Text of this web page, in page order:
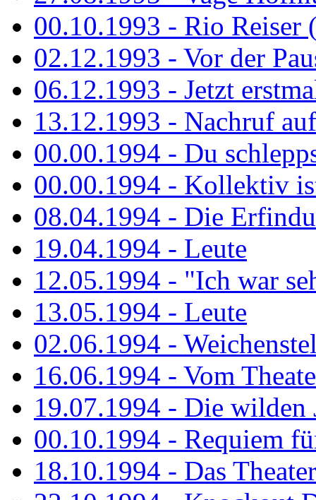
00.10.1993 - Rio Reiser
02.12.1993 - Vor der
06.12.1993 - Jetzt
13.12.1993 - Nachruf
00.00.1994 - Du
00.00.1994 - Kollektiv
08.04.1994 - Die
19.04.1994 - Leute
12.05.1994 - "Ich war
13.05.1994 - Leute
02.06.1994 -
16.06.1994 - Vom
19.07.1994 - Die wilden
00.10.1994 - Requiem
18.10.1994 - Das